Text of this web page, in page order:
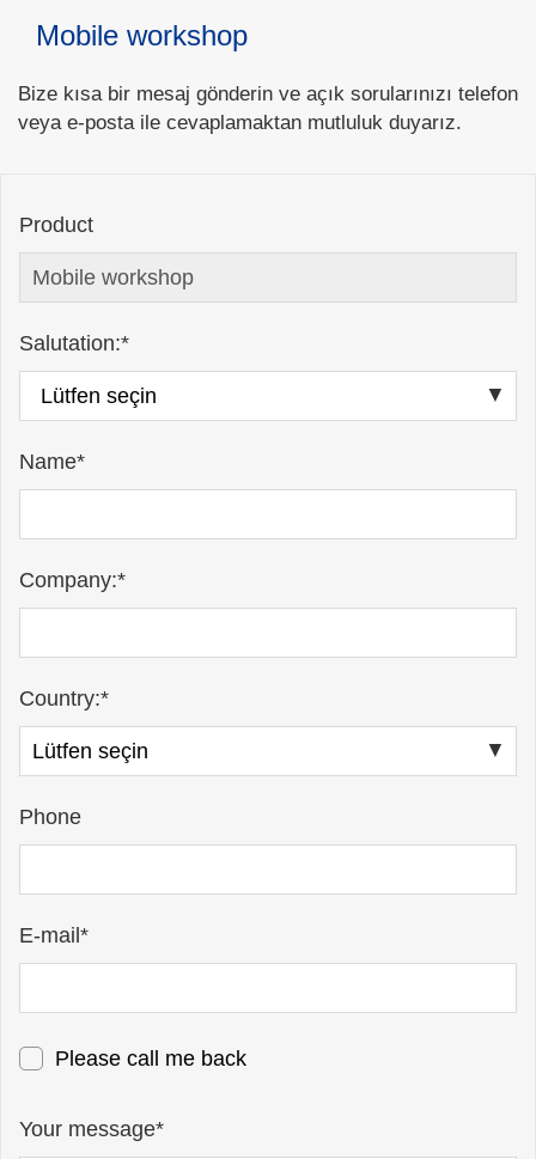
Mobile workshop
Bize kısa bir mesaj gönderin ve açık sorularınızı telefon
veya e-posta ile cevaplamaktan mutluluk duyarız.
Product
Salutation:*
Name*
Company:*
Country:*
Phone
E-mail*
Please call me back
Your message*